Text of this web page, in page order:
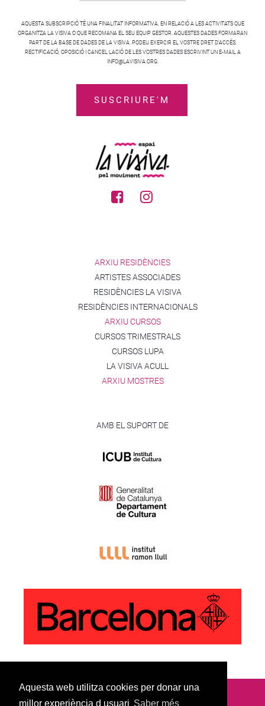
Aquesta web utilitza cookies per donar una
millor experiència d usuari Saber més
AQUESTA SUBSCRIPCIÓ TÉ UNA FINALITAT INFORMATIVA, EN RELACIÓ A LES ACTIVITATS QUE
ORGANITZA LA VISIVA O QUE RECOMANA EL SEU EQUIP GESTOR. AQUESTES DADES FORMARAN
PART DE LA BASE DE DADES DE LA VISIVA. PODEU EXERCIR EL VOSTRE DRET D’ACCÉS,
RECTIFICACIÓ, OPOSICIÓ I CANCEL·LACIÓ DE LES VOSTRES DADES ESCRIVINT UN E-MAIL A
INFO@LAVISIVA.ORG.
ARXIU RESIDÈNCIES
ARTISTES ASSOCIADES
RESIDÈNCIES LA VISIVA
RESIDÈNCIES INTERNACIONALS
ARXIU CURSOS
CURSOS TRIMESTRALS
CURSOS LUPA
LA VISIVA ACULL
ARXIU MOSTRES
AMB EL SUPORT DE
© Copyright 2022